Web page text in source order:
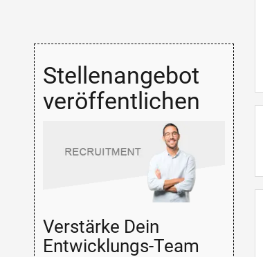
Stellenangebot
veröffentlichen
Verstärke Dein
Entwicklungs-Team